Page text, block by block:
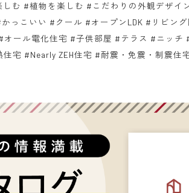
む #植物を楽しむ #こだわりの外観デザイ
っこいい #クール #オープンLDK #リビン
ール電化住宅 #子供部屋 #テラス #ニッチ
宅 #Nearly ZEH住宅 #耐震・免震・制震住